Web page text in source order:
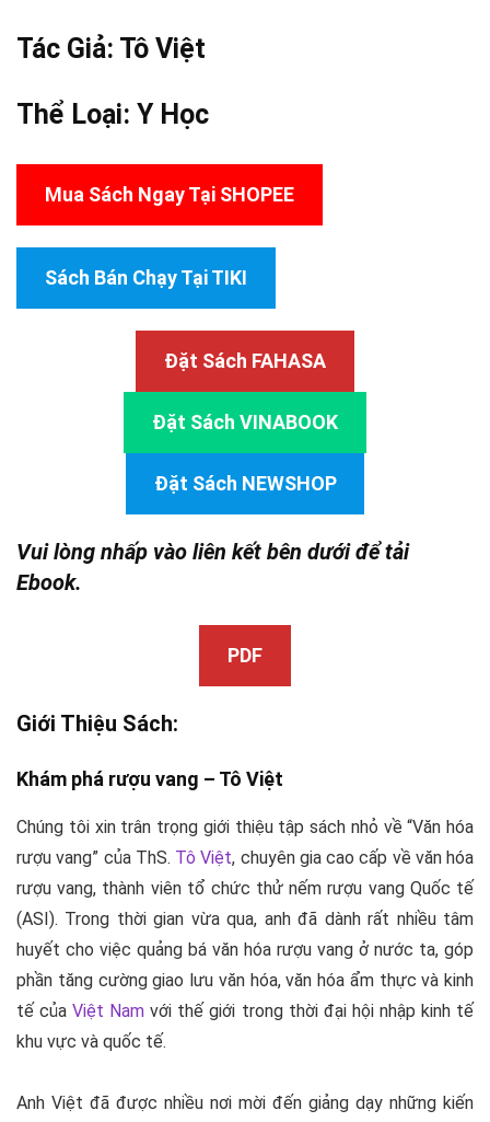
Tác Giả: Tô Việt
Thể Loại: Y Học
Mua Sách Ngay Tại SHOPEE
Sách Bán Chạy Tại TIKI
Đặt Sách FAHASA
Đặt Sách VINABOOK
Đặt Sách NEWSHOP
Vui lòng nhấp vào liên kết bên dưới để tải
Ebook.
PDF
Giới Thiệu Sách:
Khám phá rượu vang – Tô Việt
Chúng tôi xin trân trọng giới thiệu tập sách nhỏ về “Văn hóa
rượu vang” của ThS. Tô Việt, chuyên gia cao cấp về văn hóa
rượu vang, thành viên tổ chức thử nếm rượu vang Quốc tế
(ASI). Trong thời gian vừa qua, anh đã dành rất nhiều tâm
huyết cho việc quảng bá văn hóa rượu vang ở nước ta, góp
phần tăng cường giao lưu văn hóa, văn hóa ẩm thực và kinh
tế củaViệt Nam với thế giới trong thời đại hội nhập kinh tế
khu vực và quốc tế.
Anh Việt đã được nhiều nơi mời đến giảng dạy những kiến